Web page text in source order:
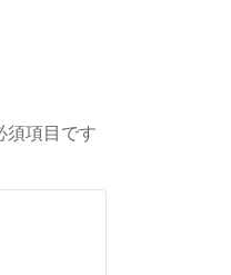
須項目です